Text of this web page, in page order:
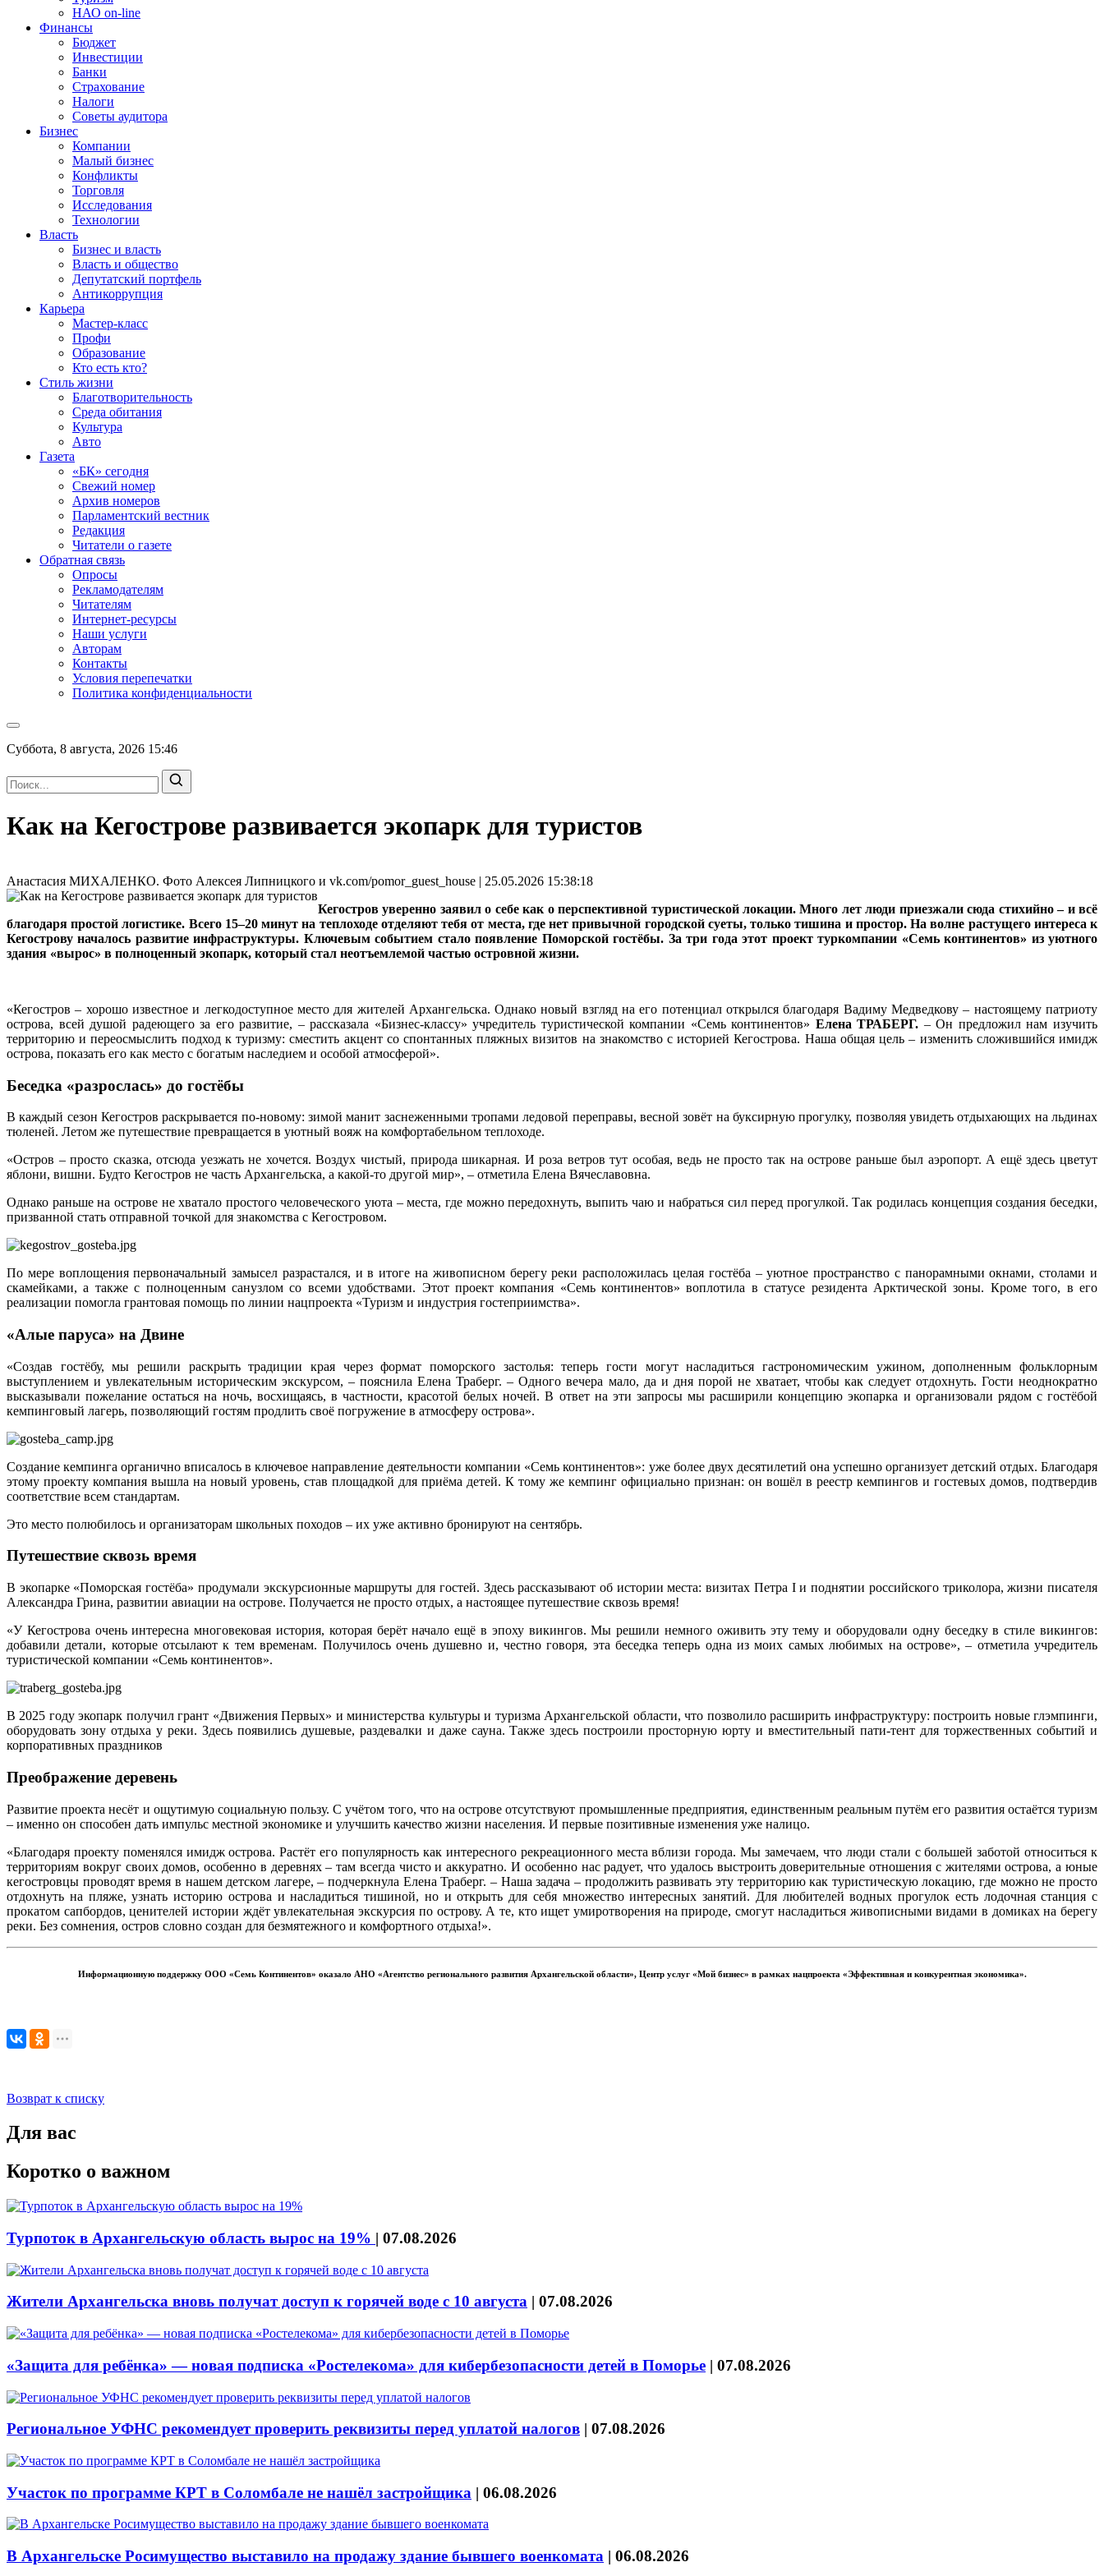
НАО on-line
Финансы
Бюджет
Инвестиции
Банки
Страхование
Налоги
Советы аудитора
Бизнес
Компании
Малый бизнес
Конфликты
Торговля
Исследования
Технологии
Власть
Бизнес и власть
Власть и общество
Депутатский портфель
Антикоррупция
Карьера
Мастер-класс
Профи
Образование
Кто есть кто?
Стиль жизни
Благотворительность
Среда обитания
Культура
Авто
Газета
«БК» сегодня
Свежий номер
Архив номеров
Парламентский вестник
Редакция
Читатели о газете
Обратная связь
Опросы
Рекламодателям
Читателям
Интернет-ресурсы
Наши услуги
Авторам
Контакты
Условия перепечатки
Политика конфиденциальности
Суббота, 8 августа, 2026 15:46
Как на Кегострове развивается экопарк для туристов
Анастасия МИХАЛЕНКО. Фото Алексея Липницкого и vk.com/pomor_guest_house | 25.05.2026 15:38:18
Кегостров уверенно заявил о себе как о перспективной туристической локации. Много лет люди приезжали сюда стихийно – и всё
благодаря простой логистике. Всего 15–20 минут на теплоходе отделяют тебя от места, где нет привычной городской суеты, только тишина и простор. На волне растущего интереса к
Кегострову началось развитие инфраструктуры. Ключевым событием стало появление Поморской гостёбы. За три года этот проект туркомпании «Семь континентов» из уютного
здания «вырос» в полноценный экопарк, который стал неотъемлемой частью островной жизни.
«Кегостров – хорошо известное и легкодоступное место для жителей Архангельска. Однако новый взгляд на его потенциал открылся благодаря Вадиму Медведкову – настоящему патриоту
острова, всей душой радеющего за его развитие, – рассказала «Бизнес-классу» учредитель туристической компании «Семь континентов» Елена ТРАБЕРГ. – Он предложил нам изучить
территорию и переосмыслить подход к туризму: сместить акцент со спонтанных пляжных визитов на знакомство с историей Кегострова. Наша общая цель – изменить сложившийся имидж
острова, показать его как место с богатым наследием и особой атмосферой».
Беседка «разрослась» до гостёбы
В каждый сезон Кегостров раскрывается по-новому: зимой манит заснеженными тропами ледовой переправы, весной зовёт на буксирную прогулку, позволяя увидеть отдыхающих на льдинах
тюленей. Летом же путешествие превращается в уютный вояж на комфортабельном теплоходе.
«Остров – просто сказка, отсюда уезжать не хочется. Воздух чистый, природа шикарная. И роза ветров тут особая, ведь не просто так на острове раньше был аэропорт. А ещё здесь цветут
яблони, вишни. Будто Кегостров не часть Архангельска, а какой‑то другой мир», – отметила Елена Вячеславовна.
Однако раньше на острове не хватало простого человеческого уюта – места, где можно передохнуть, выпить чаю и набраться сил перед прогулкой. Так родилась концепция создания беседки,
призванной стать отправной точкой для знакомства с Кегостровом.
По мере воплощения первоначальный замысел разрастался, и в итоге на живописном берегу реки расположилась целая гостёба – уютное пространство с панорамными окнами, столами и
скамейками, а также с полноценным санузлом со всеми удобствами. Этот проект компания «Семь континентов» воплотила в статусе резидента Арктической зоны. Кроме того, в его
реализации помогла грантовая помощь по линии нацпроекта «Туризм и индустрия гостеприимства».
«Алые паруса» на Двине
«Создав гостёбу, мы решили раскрыть традиции края через формат поморского застолья: теперь гости могут насладиться гастрономическим ужином, дополненным фольклорным
выступлением и увлекательным историческим экскурсом, – пояснила Елена Траберг. – Одного вечера мало, да и дня порой не хватает, чтобы как следует отдохнуть. Гости неоднократно
высказывали пожелание остаться на ночь, восхищаясь, в частности, красотой белых ночей. В ответ на эти запросы мы расширили концепцию экопарка и организовали рядом с гостёбой
кемпинговый лагерь, позволяющий гостям продлить своё погружение в атмосферу острова».
Создание кемпинга органично вписалось в ключевое направление деятельности компании «Семь континентов»: уже более двух десятилетий она успешно организует детский отдых. Благодаря
этому проекту компания вышла на новый уровень, став площадкой для приёма детей. К тому же кемпинг официально признан: он вошёл в реестр кемпингов и гостевых домов, подтвердив
соответствие всем стандартам.
Это место полюбилось и организаторам школьных походов – их уже активно бронируют на сентябрь.
Путешествие сквозь время
В экопарке «Поморская гостёба» продумали экскурсионные маршруты для гостей. Здесь рассказывают об истории места: визитах Петра I и поднятии российского триколора, жизни писателя
Александра Грина, развитии авиации на острове. Получается не просто отдых, а настоящее путешествие сквозь время!
«У Кегострова очень интересна многовековая история, которая берёт начало ещё в эпоху викингов. Мы решили немного оживить эту тему и оборудовали одну беседку в стиле викингов:
добавили детали, которые отсылают к тем временам. Получилось очень душевно и, честно говоря, эта беседка теперь одна из моих самых любимых на острове», – отметила учредитель
туристической компании «Семь континентов».
В 2025 году экопарк получил грант «Движения Первых» и министерства культуры и туризма Архангельской области, что позволило расширить инфраструктуру: построить новые глэмпинги,
оборудовать зону отдыха у реки. Здесь появились душевые, раздевалки и даже сауна. Также здесь построили просторную юрту и вместительный пати-тент для торжественных событий и
корпоративных праздников
Преображение деревень
Развитие проекта несёт и ощутимую социальную пользу. С учётом того, что на острове отсутствуют промышленные предприятия, единственным реальным путём его развития остаётся туризм
– именно он способен дать импульс местной экономике и улучшить качество жизни населения. И первые позитивные изменения уже налицо.
«Благодаря проекту поменялся имидж острова. Растёт его популярность как интересного рекреационного места вблизи города. Мы замечаем, что люди стали с большей заботой относиться к
территориям вокруг своих домов, особенно в деревнях – там всегда чисто и аккуратно. И особенно нас радует, что удалось выстроить доверительные отношения с жителями острова, а юные
кегостровцы проводят время в нашем детском лагере, – подчеркнула Елена Траберг. – Наша задача – продолжить развивать эту территорию как туристическую локацию, где можно не просто
отдохнуть на пляже, узнать историю острова и насладиться тишиной, но и открыть для себя множество интересных занятий. Для любителей водных прогулок есть лодочная станция с
прокатом сапбордов, ценителей истории ждёт увлекательная экскурсия по острову. А те, кто ищет умиротворения на природе, смогут насладиться живописными видами в домиках на берегу
реки. Без сомнения, остров словно создан для безмятежного и комфортного отдыха!».
Информационную поддержку ООО «Семь Континентов» оказало АНО «Агентство регионального развития Архангельской области», Центр услуг «Мой бизнес» в рамках нацпроекта «Эффективная и конкурентная экономика».
Возврат к списку
Для вас
Коротко о важном
Турпоток в Архангельскую область вырос на 19% | 07.08.2026
Жители Архангельска вновь получат доступ к горячей воде с 10 августа | 07.08.2026
«Защита для ребёнка» — новая подписка «Ростелекома» для кибербезопасности детей в Поморье | 07.08.2026
Региональное УФНС рекомендует проверить реквизиты перед уплатой налогов | 07.08.2026
Участок по программе КРТ в Соломбале не нашёл застройщика | 06.08.2026
В Архангельске Росимущество выставило на продажу здание бывшего военкомата | 06.08.2026